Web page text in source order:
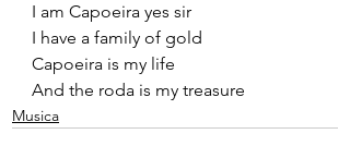
I am Capoeira yes sir
I have a family of gold
Capoeira is my life
And the roda is my treasure
Musica